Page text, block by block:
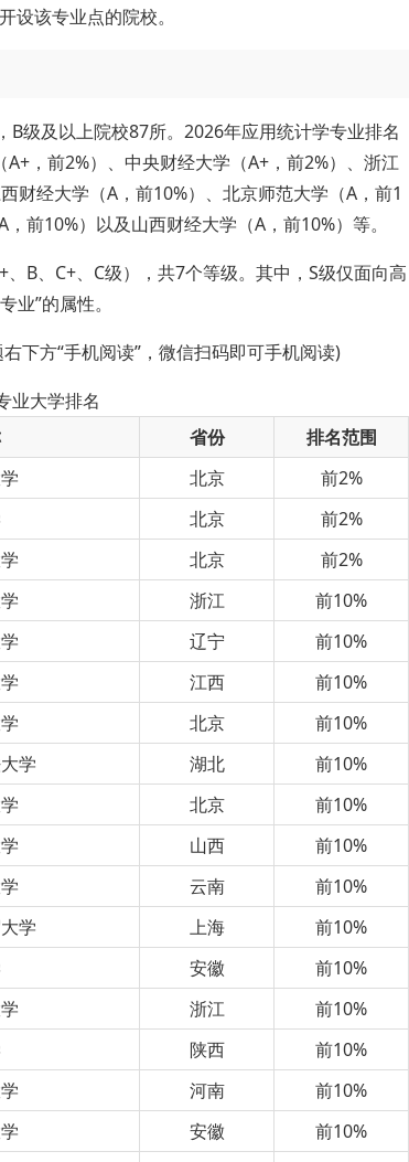
设该专业点的院校。
级及以上院校87所。2026年应用统计学专业排名
，前2%）、中央财经大学（A+，前2%）、浙江
财经大学（A，前10%）、北京师范大学（A，前1
前10%）以及山西财经大学（A，前10%）等。
B、C+、C级），共7个等级。其中，S级仅面向高
”的属性。
下方“手机阅读”，微信扫码即可手机阅读)
业大学排名
省份
排名范围
北京
前2%
北京
前2%
北京
前2%
浙江
前10%
辽宁
前10%
江西
前10%
北京
前10%
学 湖北
前10%
北京
前10%
山西
前10%
云南
前10%
学 上海
前10%
安徽
前10%
浙江
前10%
陕西
前10%
河南
前10%
安徽
前10%